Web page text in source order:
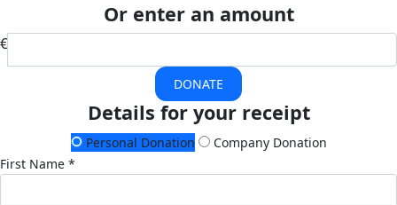
Or enter an amount
€
DONATE
Details for your receipt
Personal Donation
Company Donation
First Name *